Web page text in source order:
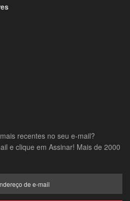
recentes no seu e-mail?
e clique em Assinar! Mais de 2000